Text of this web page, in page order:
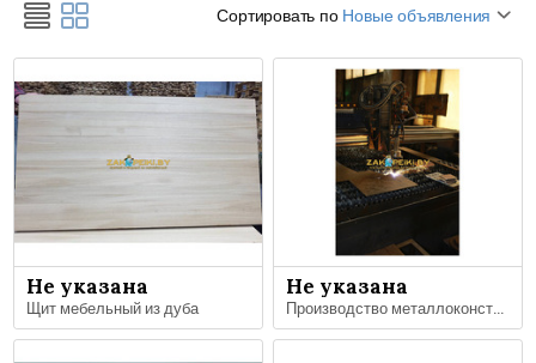
Сортировать по Новые объявления
Не указана
Щит мебельный из дуба
Не указана
Производство металлоконструкций, металлообработка